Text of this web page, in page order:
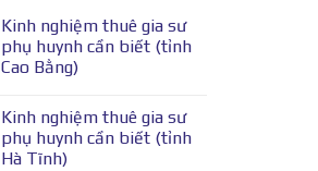
Kinh nghiệm thuê gia sư
phụ huynh cần biết (tỉnh
Cao Bằng)
Kinh nghiệm thuê gia sư
phụ huynh cần biết (tỉnh
Hà Tĩnh)